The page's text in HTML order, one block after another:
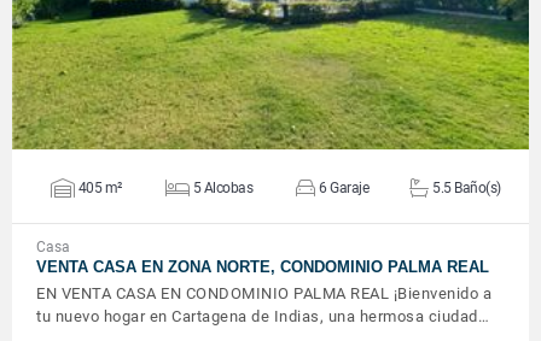
405 m² 5 Alcobas 6 Garaje 5.5 Baño(s)
Casa
VENTA CASA EN ZONA NORTE, CONDOMINIO PALMA REAL
EN VENTA CASA EN CONDOMINIO PALMA REAL ¡Bienvenido a
tu nuevo hogar en Cartagena de Indias, una hermosa ciudad…